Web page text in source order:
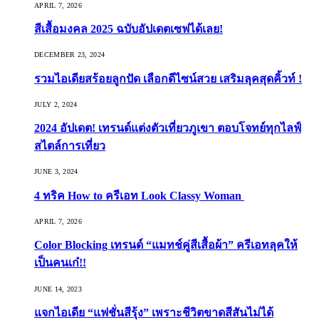
APRIL 7, 2026
สีเสื้อมงคล 2025 ฉบับอัปเดตเซฟได้เลย!
DECEMBER 23, 2024
รวมไอเดียสร้อยลูกปัด เลือกดีไซน์สวย เสริมลุคสุดคิ้วท์ !
JULY 2, 2024
2024 อัปเดต! เทรนด์แต่งตัวเที่ยวภูเขา ตอบโจทย์ทุกไลฟ์
สไตล์การเที่ยว
JUNE 3, 2024
4 ทริค How to ครีเอท Look Classy Woman
APRIL 7, 2026
Color Blocking เทรนด์ “แมทช์คู่สีเสื้อผ้า” ครีเอทลุคให้
เป็นคนเก๋!!
JUNE 14, 2023
แจกไอเดีย “แฟชั่นสีรุ้ง” เพราะชีวิตขาดสีสันไม่ได้